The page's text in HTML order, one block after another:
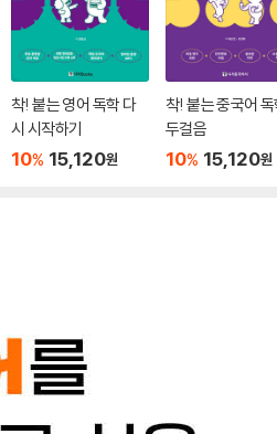
착! 붙는 영어 독학 다
시 시작하기
10% 15,120원
착! 붙는 중국어
두걸음
10% 15,120원